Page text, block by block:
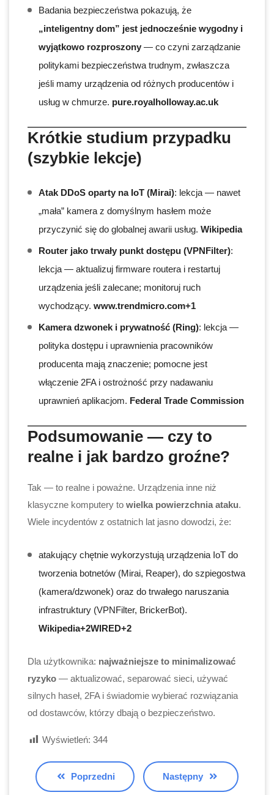
Badania bezpieczeństwa pokazują, że
„inteligentny dom” jest jednocześnie wygodny i
wyjątkowo rozproszony — co czyni zarządzanie
politykami bezpieczeństwa trudnym, zwłaszcza
jeśli mamy urządzenia od różnych producentów i
usług w chmurze. pure.royalholloway.ac.uk
Krótkie studium przypadku
(szybkie lekcje)
Atak DDoS oparty na IoT (Mirai): lekcja — nawet
„mała” kamera z domyślnym hasłem może
przyczynić się do globalnej awarii usług. Wikipedia
Router jako trwały punkt dostępu (VPNFilter):
lekcja — aktualizuj firmware routera i restartuj
urządzenia jeśli zalecane; monitoruj ruch
wychodzący. www.trendmicro.com+1
Kamera dzwonek i prywatność (Ring): lekcja —
polityka dostępu i uprawnienia pracowników
producenta mają znaczenie; pomocne jest
włączenie 2FA i ostrożność przy nadawaniu
uprawnień aplikacjom. Federal Trade Commission
Podsumowanie — czy to
realne i jak bardzo groźne?
Tak — to realne i poważne. Urządzenia inne niż
klasyczne komputery to wielka powierzchnia ataku.
Wiele incydentów z ostatnich lat jasno dowodzi, że:
atakujący chętnie wykorzystują urządzenia IoT do
tworzenia botnetów (Mirai, Reaper), do szpiegostwa
(kamera/dzwonek) oraz do trwałego naruszania
infrastruktury (VPNFilter, BrickerBot).
Wikipedia+2WIRED+2
Dla użytkownika: najważniejsze to minimalizować
ryzyko — aktualizować, separować sieci, używać
silnych haseł, 2FA i świadomie wybierać rozwiązania
od dostawców, którzy dbają o bezpieczeństwo.
Wyświetleń: 344
Poprzedni Następny